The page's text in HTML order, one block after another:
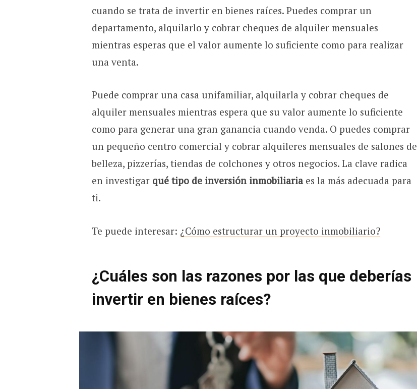
cuando se trata de invertir en bienes raíces. Puedes comprar un
departamento, alquilarlo y cobrar cheques de alquiler mensuales
mientras esperas que el valor aumente lo suficiente como para realizar
una venta.
Puede comprar una casa unifamiliar, alquilarla y cobrar cheques de
alquiler mensuales mientras espera que su valor aumente lo suficiente
como para generar una gran ganancia cuando venda. O puedes comprar
un pequeño centro comercial y cobrar alquileres mensuales de salones de
belleza, pizzerías, tiendas de colchones y otros negocios. La clave radica
en investigar qué tipo de inversión inmobiliariaes la más adecuada para
ti.
Te puede interesar: ¿Cómo estructurar un proyecto inmobiliario?
¿Cuáles son las razones por las que deberías
invertir en bienes raíces?